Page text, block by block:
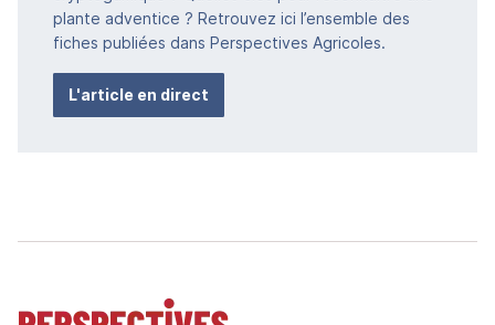
plante adventice ? Retrouvez ici l’ensemble des
fiches publiées dans Perspectives Agricoles.
L'article en direct